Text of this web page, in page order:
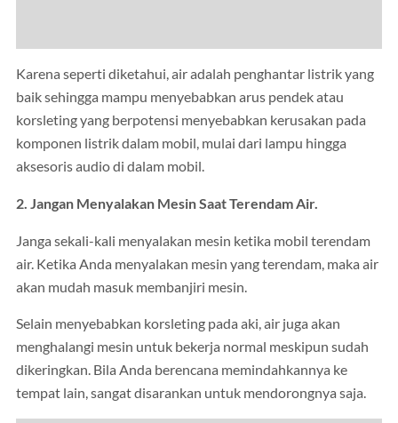
Karena seperti diketahui, air adalah penghantar listrik yang
baik sehingga mampu menyebabkan arus pendek atau
korsleting yang berpotensi menyebabkan kerusakan pada
komponen listrik dalam mobil, mulai dari lampu hingga
aksesoris audio di dalam mobil.
2. Jangan Menyalakan Mesin Saat Terendam Air.
Janga sekali-kali menyalakan mesin ketika mobil terendam
air. Ketika Anda menyalakan mesin yang terendam, maka air
akan mudah masuk membanjiri mesin.
Selain menyebabkan korsleting pada aki, air juga akan
menghalangi mesin untuk bekerja normal meskipun sudah
dikeringkan. Bila Anda berencana memindahkannya ke
tempat lain, sangat disarankan untuk mendorongnya saja.